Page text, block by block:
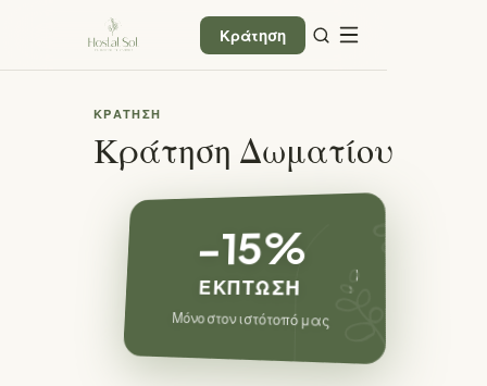
Κράτηση
ΚΡΆΤΗΣΗ
Κράτηση Δωματίου
−15%
ΈΚΠΤΩΣΗ
Μόνο στον ιστότοπό μας